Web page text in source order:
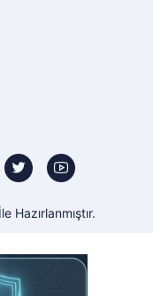
Hazırlanmıştır.